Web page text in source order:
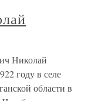
Николай
году в селе
области в